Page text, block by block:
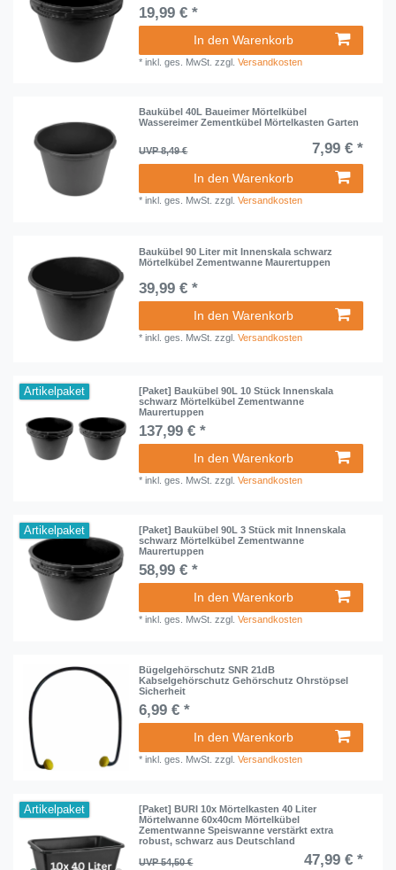
19,99 € *
In den Warenkorb
*inkl. ges. MwSt. zzgl.Versandkosten
Baukübel 40L Baueimer Mörtelkübel
Wassereimer Zementkübel Mörtelkasten Garten
UVP 8,49 € 7,99 € *
In den Warenkorb
*inkl. ges. MwSt. zzgl.Versandkosten
Baukübel 90 Liter mit Innenskala schwarz
Mörtelkübel Zementwanne Maurertuppen
39,99 € *
In den Warenkorb
*inkl. ges. MwSt. zzgl.Versandkosten
Artikelpaket
[Paket] Baukübel 90L 10 Stück Innenskala
schwarz Mörtelkübel Zementwanne
Maurertuppen
137,99 € *
In den Warenkorb
*inkl. ges. MwSt. zzgl.Versandkosten
Artikelpaket
[Paket] Baukübel 90L 3 Stück mit Innenskala
schwarz Mörtelkübel Zementwanne
Maurertuppen
58,99 € *
In den Warenkorb
*inkl. ges. MwSt. zzgl.Versandkosten
Bügelgehörschutz SNR 21dB
Kabselgehörschutz Gehörschutz Ohrstöpsel
Sicherheit
6,99 € *
In den Warenkorb
*inkl. ges. MwSt. zzgl.Versandkosten
Artikelpaket
[Paket] BURI 10x Mörtelkasten 40 Liter
Mörtelwanne 60x40cm Mörtelkübel
Zementwanne Speiswanne verstärkt extra
robust, schwarz aus Deutschland
UVP 54,50 €
47,99 € *